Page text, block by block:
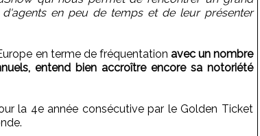
d'agents en peu de temps et de leur présenter
en terme de fréquentation avec un nombre
entend bien accroître encore sa notoriété
la 4e année consécutive par le Golden Ticket